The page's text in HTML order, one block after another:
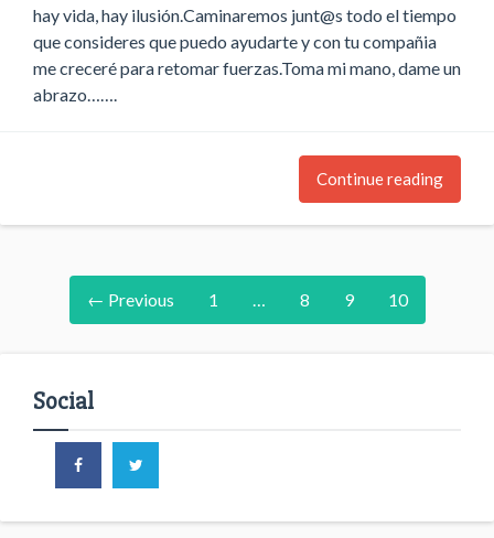
hay vida, hay ilusión.Caminaremos junt@s todo el tiempo
que consideres que puedo ayudarte y con tu compañia
me creceré para retomar fuerzas.Toma mi mano, dame un
abrazo…….
Continue reading
← Previous 1 8 9 10
Social